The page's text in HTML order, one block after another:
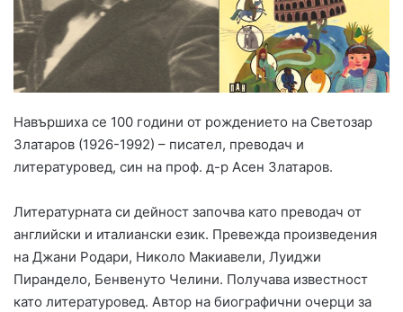
Навършиха се 100 години от рождението на Светозар
Златаров (1926-1992) – писател, преводач и
литературовед, син на проф. д-р Асен Златаров.
Литературната си дейност започва като преводач от
английски и италиански език. Превежда произведения
на Джани Родари, Николо Макиавели, Луиджи
Пирандело, Бенвенуто Челини. Получава известност
като литературовед. Автор на биографични очерци за